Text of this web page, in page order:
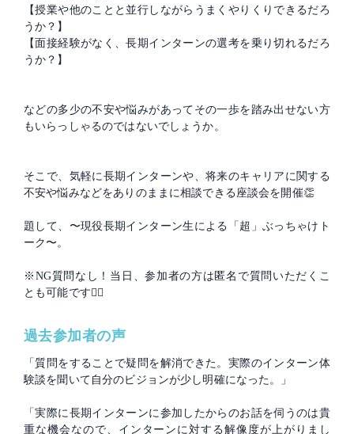
【授業や他のことと並行しながらうまくやりくりできるだろ
うか？】
【面接経験がなく、長期インターンの選考を乗り切れるだろ
うか？】
などの多少の不安や悩みがあってその一歩を踏み出せない方
もいらっしゃるのではないでしょうか。
そこで、気軽に長期インターンや、将来のキャリアに関する
不安や悩みなどをありのままに相談できる座談会を開催👏
題して、〜現役長期インターン生による「超」ぶっちゃけト
ーク〜。
※NG質問なし！当日、参加者の方は匿名で質問いただくこ
とも可能です🙆‍♂️
過去参加者の声
「質問をすることで疑問を解消できた。実際のインターン体
験談を聞いて自分のビジョンが少し明確になった。」
「実際に長期インターンに参加したからのお話を伺うのは貴
重な機会なので、インターンに対する解像度が上がりまし